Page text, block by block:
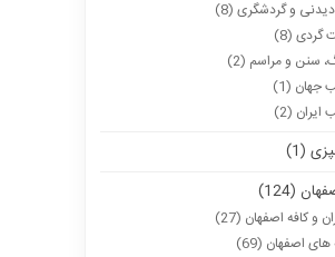
و گردشگری (8)
گردی (8)
سنن و مراسم (2)
جهان (1)
(2)
(1)
(124)
و کافه اصفهان (27)
اصفهان (69)